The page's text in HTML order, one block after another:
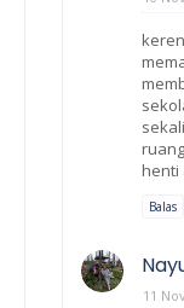
henti
Balas
11